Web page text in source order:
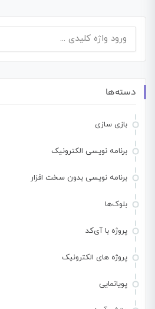
جستجو
دسته‌ها
بازی سازی
برنامه نویسی الکترونیک
برنامه نویسی بدون سخت افزار
بلوک‌ها
پروژه با آی‌کد
پروژه های الکترونیک
پویانمایی